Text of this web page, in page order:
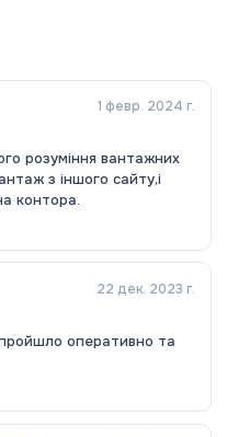
1 февр. 2024 г.
розуміння вантажних
з іншого сайту,і
контора.
22 дек. 2023 г.
оперативно та